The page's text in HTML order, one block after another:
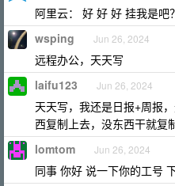
阿里云： 好 好 好 挂我是吧？
wsping Jun 26, 2024
远程办公，天天写
laifu123 Jun 26, 2024
天天写，我还是日报+周报
西复制上去，没东西干就复
lomtom Jun 26, 2024
同事 你好 说一下你的工号